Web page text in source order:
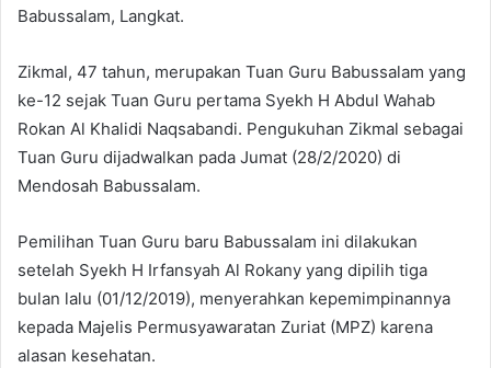
Babussalam, Langkat.
Zikmal, 47 tahun, merupakan Tuan Guru Babussalam yang
ke-12 sejak Tuan Guru pertama Syekh H Abdul Wahab
Rokan Al Khalidi Naqsabandi. Pengukuhan Zikmal sebagai
Tuan Guru dijadwalkan pada Jumat (28/2/2020) di
Mendosah Babussalam.
Pemilihan Tuan Guru baru Babussalam ini dilakukan
setelah Syekh H Irfansyah Al Rokany yang dipilih tiga
bulan lalu (01/12/2019), menyerahkan kepemimpinannya
kepada Majelis Permusyawaratan Zuriat (MPZ) karena
alasan kesehatan.